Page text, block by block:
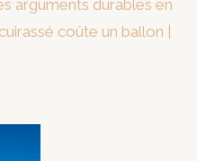
arguments durables en
coûte un ballon |